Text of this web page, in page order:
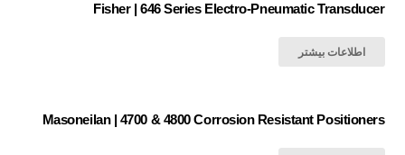
Fisher | 646 Series Electro-Pneumatic Transducer
اطلاعات بیشتر
Masoneilan | 4700 & 4800 Corrosion Resistant Positioners